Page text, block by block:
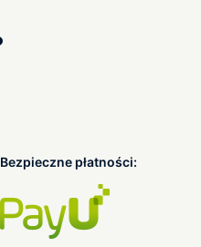
Bezpieczne płatności: